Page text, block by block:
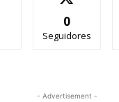
0
Seguidores
- Advertisement -